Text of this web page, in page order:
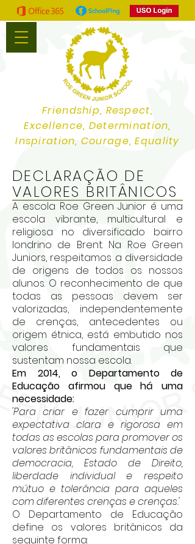
Friendship, Respect,
Excellence, Determination,
Inspiration, Courage, Equality
DECLARAÇÃO DE
VALORES BRITÂNICOS
A escola Roe Green Junior é uma
escola vibrante, multicultural e
religiosa no diversificado bairro
londrino de Brent. Na Roe Green
Juniors, respeitamos a diversidade
de origens de todos os nossos
alunos. O reconhecimento de que
todas as pessoas devem ser
valorizadas, independentemente
de crenças, antecedentes ou
origem étnica, está embutido nos
valores fundamentais que
sustentam nossa escola.
Em 2014, o Departamento de
Educação afirmou que há uma
necessidade:
'Para criar e fazer cumprir uma
expectativa clara e rigorosa em
todas as escolas para promover os
valores britânicos fundamentais de
democracia, Estado de Direito,
liberdade individual e respeito
mútuo e tolerância para aqueles
com diferentes crenças e crenças.'
O Departamento de Educação
define os valores britânicos da
seguinte forma: